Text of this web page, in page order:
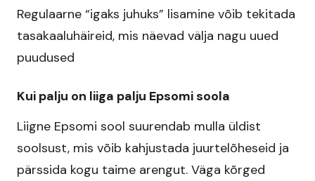
Regulaarne “igaks juhuks” lisamine võib tekitada
tasakaaluhäireid, mis näevad välja nagu uued
puudused
Kui palju on liiga palju Epsomi soola
Liigne Epsomi sool suurendab mulla üldist
soolsust, mis võib kahjustada juurtelõheseid ja
pärssida kogu taime arengut. Väga kõrged